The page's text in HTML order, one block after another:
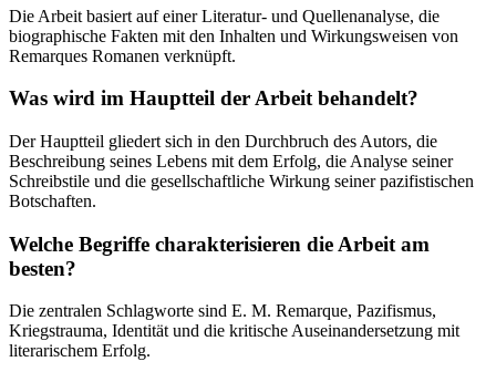
Die Arbeit basiert auf einer Literatur- und Quellenanalyse, die
biographische Fakten mit den Inhalten und Wirkungsweisen von
Remarques Romanen verknüpft.
Was wird im Hauptteil der Arbeit behandelt?
Der Hauptteil gliedert sich in den Durchbruch des Autors, die
Beschreibung seines Lebens mit dem Erfolg, die Analyse seiner
Schreibstile und die gesellschaftliche Wirkung seiner pazifistischen
Botschaften.
Welche Begriffe charakterisieren die Arbeit am
besten?
Die zentralen Schlagworte sind E. M. Remarque, Pazifismus,
Kriegstrauma, Identität und die kritische Auseinandersetzung mit
literarischem Erfolg.